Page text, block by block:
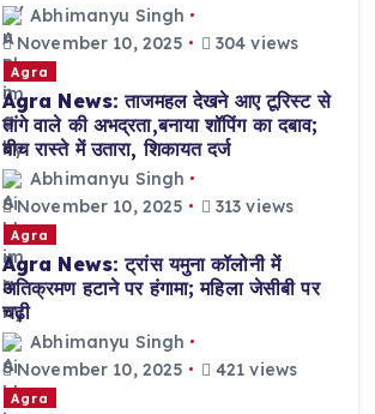
Abhimanyu Singh
November 10, 2025
304 views
Agra
Agra News: ताजमहल देखने आए टूरिस्ट से
तांगे वाले की अभद्रता,बनाया शॉपिंग का दबाव;
बीच रास्ते में उतारा, शिकायत दर्ज
Abhimanyu Singh
November 10, 2025
313 views
Agra
Agra News: ट्रांस यमुना कॉलोनी में
अतिक्रमण हटाने पर हंगामा; महिला जेसीबी पर
चढ़ी
Abhimanyu Singh
November 10, 2025
421 views
Agra